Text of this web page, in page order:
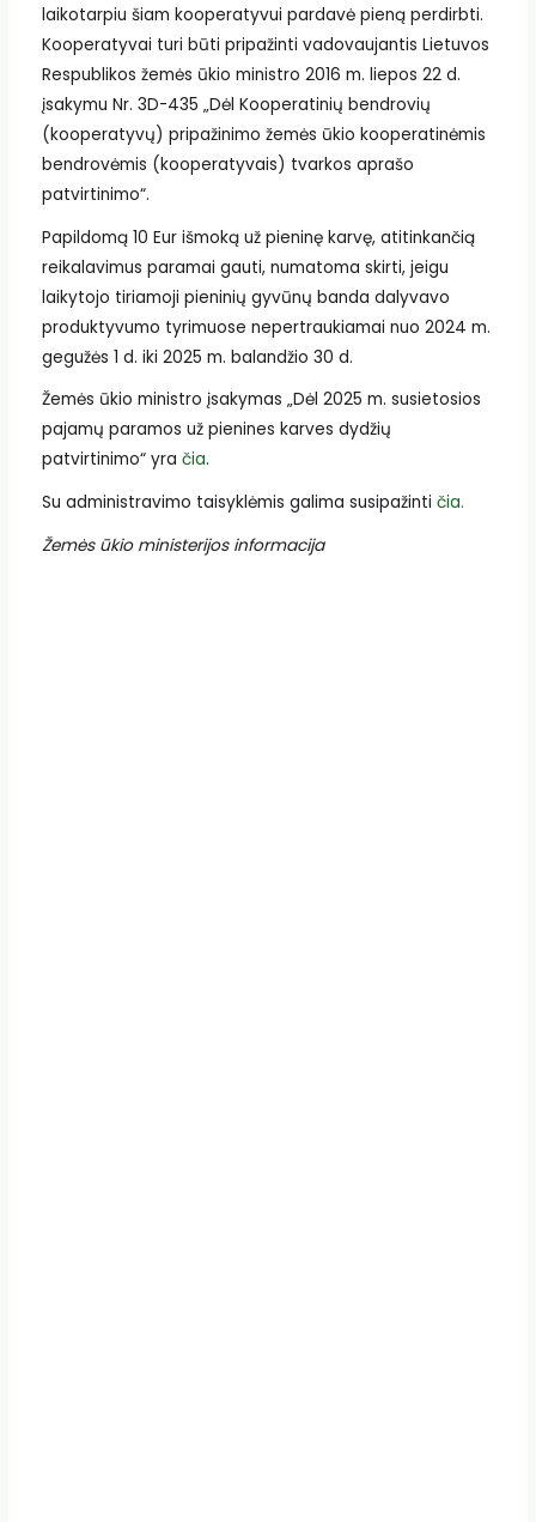
laikotarpiu šiam kooperatyvui pardavė pieną perdirbti.
Kooperatyvai turi būti pripažinti vadovaujantis Lietuvos
Respublikos žemės ūkio ministro 2016 m. liepos 22 d.
įsakymu Nr. 3D-435 „Dėl Kooperatinių bendrovių
(kooperatyvų) pripažinimo žemės ūkio kooperatinėmis
bendrovėmis (kooperatyvais) tvarkos aprašo
patvirtinimo“.
Papildomą 10 Eur išmoką už pieninę karvę, atitinkančią
reikalavimus paramai gauti, numatoma skirti, jeigu
laikytojo tiriamoji pieninių gyvūnų banda dalyvavo
produktyvumo tyrimuose nepertraukiamai nuo 2024 m.
gegužės 1 d. iki 2025 m. balandžio 30 d.
Žemės ūkio ministro įsakymas „Dėl 2025 m. susietosios
pajamų paramos už pienines karves dydžių
patvirtinimo“ yra čia.
Su administravimo taisyklėmis galima susipažinti čia.
Žemės ūkio ministerijos informacija